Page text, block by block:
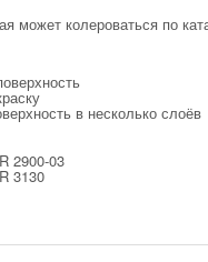
может колероваться по
в несколько слоёв
2900-03
3130